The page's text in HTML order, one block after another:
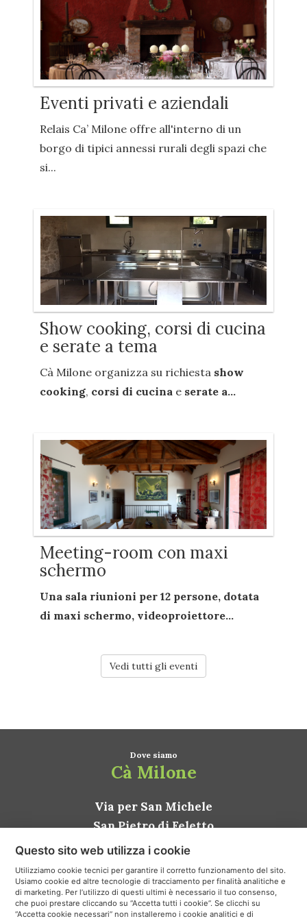
Eventi privati e aziendali
Relais Ca’ Milone offre all'interno di un
borgo di tipici annessi rurali degli spazi che
si...
Show cooking, corsi di cucina
e serate a tema
Cà Milone organizza su richiesta show
cooking, corsi di cucina e serate a...
Meeting-room con maxi
schermo
Una sala riunioni per 12 persone, dotata
di maxi schermo, videoproiettore...
Vedi tutti gli eventi
Dove siamo
Cà Milone
Via per San Michele
San Pietro di Feletto
31020 Conegliano TV
ITALIA
Come arrivare
Questo sito web utilizza i cookie
Utilizziamo cookie tecnici per garantire il corretto funzionamento del sito.
Usiamo cookie ed altre tecnologie di tracciamento per finalità analitiche e
di marketing. Per l’utilizzo di questi ultimi è necessario il tuo consenso,
che puoi prestare cliccando su “Accetta tutti i cookie”. Se clicchi su
“Accetta cookie necessari” non installeremo i cookie analitici e di